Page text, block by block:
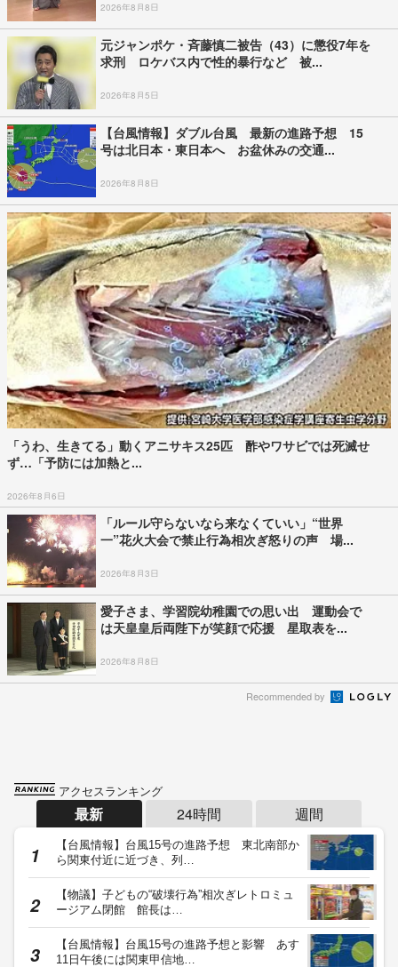
2026年8月8日
元ジャンポケ・斉藤慎二被告（43）に懲役7年を
求刑 ロケバス内で性的暴行など 被...
2026年8月5日
【台風情報】ダブル台風 最新の進路予想 15
号は北日本・東日本へ お盆休みの交通...
2026年8月8日
「うわ、生きてる」動くアニサキス25匹 酢やワサビでは死滅せ
ず…「予防には加熱と...
2026年8月6日
「ルール守らないなら来なくていい」“世界
一”花火大会で禁止行為相次ぎ怒りの声 場...
2026年8月3日
愛子さま、学習院幼稚園での思い出 運動会で
は天皇皇后両陛下が笑顔で応援 星取表を...
2026年8月8日
Recommended by
アクセスランキング
最新 24時間 週間
【台風情報】台風15号の進路予想 東北南部か
ら関東付近に近づき、列…
【物議】子どもの“破壊行為”相次ぎレトロミュ
ージアム閉館 館長は…
【台風情報】台風15号の進路予想と影響 あす
11日午後には関東甲信地…